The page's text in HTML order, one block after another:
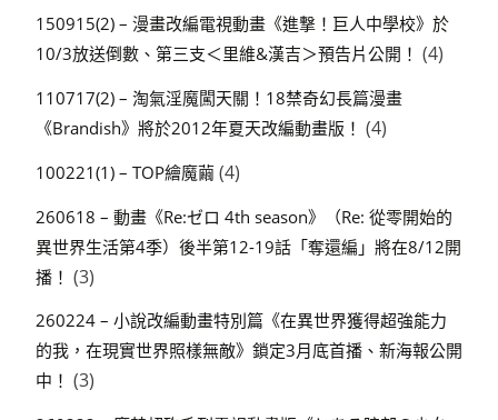
150915(2) – 漫畫改編電視動畫《進撃！巨人中學校》於
10/3放送倒數、第三支＜里維&漢吉＞預告片公開！ (4)
110717(2) – 淘氣淫魔闖天關！18禁奇幻長篇漫畫
《Brandish》將於2012年夏天改編動畫版！ (4)
100221(1) – TOP繪魔繭 (4)
260618 – 動畫《Re:ゼロ 4th season》（Re: 從零開始的
異世界生活第4季）後半第12-19話「奪還編」將在8/12開
播！ (3)
260224 – 小說改編動畫特別篇《在異世界獲得超強能力
的我，在現實世界照樣無敵》鎖定3月底首播、新海報公開
中！ (3)